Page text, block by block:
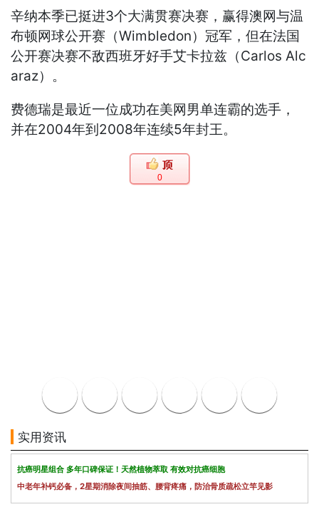
辛纳本季已挺进3个大满贯赛决赛，赢得澳网与温
布顿网球公开赛（Wimbledon）冠军，但在法国
公开赛决赛不敌西班牙好手艾卡拉兹（Carlos Alc
araz）。
费德瑞是最近一位成功在美网男单连霸的选手，
并在2004年到2008年连续5年封王。
0
实用资讯
抗癌明星组合 多年口碑保证！天然植物萃取 有效对抗癌细胞
中老年补钙必备，2星期消除夜间抽筋、腰背疼痛，防治骨质疏松立竿见影